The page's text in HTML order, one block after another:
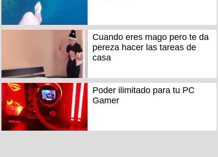
Cuando eres mago pero te da
pereza hacer las tareas de
casa
Poder ilimitado para tu PC
Gamer